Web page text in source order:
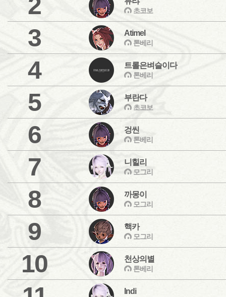
초코보
3 Atimel
톤베리
4 트롤은벼슬이다
톤베리
5 부란다
초코보
6 겅씬
톤베리
7 니힐리
모그리
8 까몽이
모그리
9 핵카
모그리
10 천상의별
톤베리
Indi